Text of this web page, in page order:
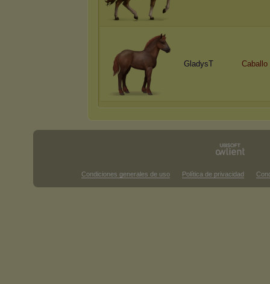
GladysT Caballo
Condiciones generales de uso Política de privacidad